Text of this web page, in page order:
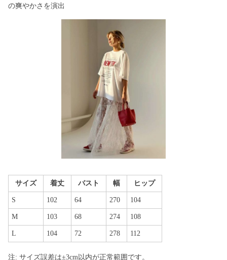
の爽やかさを演出
サイズ 着丈 バスト 幅 ヒップ
S 102 64 270 104
M 103 68 274 108
L 104 72 278 112
注: サイズ誤差は±3cm以内が正常範囲です。